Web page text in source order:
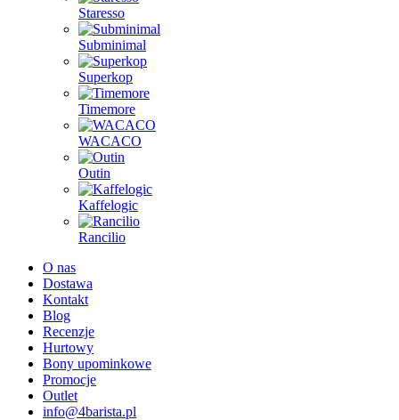
Staresso
Subminimal
Superkop
Timemore
WACACO
Outin
Kaffelogic
Rancilio
O nas
Dostawa
Kontakt
Blog
Recenzje
Hurtowy
Bony upominkowe
Promocje
Outlet
info@4barista.pl